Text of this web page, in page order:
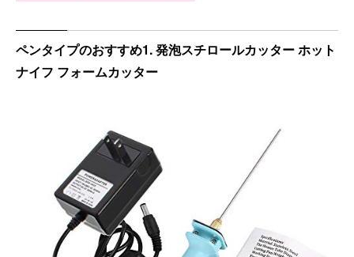
ペンタイプのおすすめ1. 発泡スチロールカッター ホット
ナイフ フォームカッター